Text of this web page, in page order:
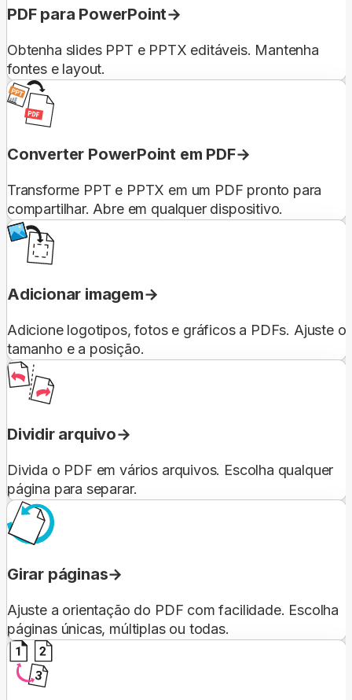
PDF para PowerPoint
Obtenha slides PPT e PPTX editáveis. Mantenha
fontes e layout.
Converter PowerPoint em PDF
Transforme PPT e PPTX em um PDF pronto para
compartilhar. Abre em qualquer dispositivo.
Adicionar imagem
Adicione logotipos, fotos e gráficos a PDFs. Ajuste o
tamanho e a posição.
Dividir arquivo
Divida o PDF em vários arquivos. Escolha qualquer
página para separar.
Girar páginas
Ajuste a orientação do PDF com facilidade. Escolha
páginas únicas, múltiplas ou todas.